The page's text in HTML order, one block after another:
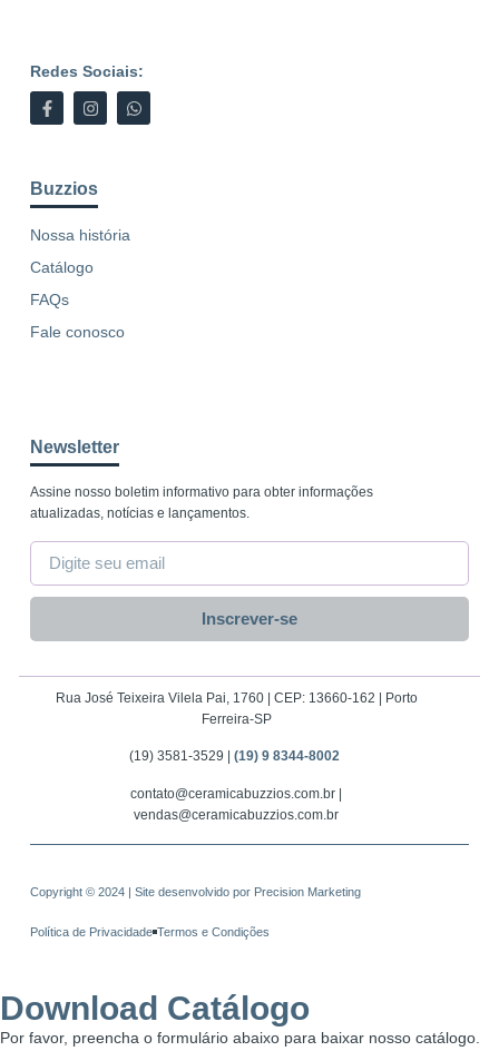
Redes Sociais:
Buzzios
Nossa história
Catálogo
FAQs
Fale conosco
Newsletter
Assine nosso boletim informativo para obter informações
atualizadas, notícias e lançamentos.
Inscrever-se
Rua José Teixeira Vilela Pai, 1760 | CEP: 13660-162 | Porto
Ferreira-SP
(19) 3581-3529 | (19) 9 8344-8002
contato@ceramicabuzzios.com.br |
vendas@ceramicabuzzios.com.br
Copyright © 2024 | Site desenvolvido por Precision Marketing
Política de Privacidade Termos e Condições
Download Catálogo
Por favor, preencha o formulário abaixo para baixar nosso catálogo.